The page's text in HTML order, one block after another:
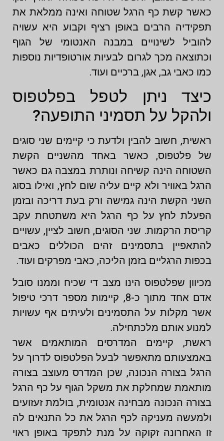
כאשר קשת כף הרגל שטוחה ואינה ממלאת את
תפקידיה הרבים באופן רציף וקבוע היא עשויה
להוביל לשינויים במבנה האנטומי של הגוף
וכתוצאה מכך לגרום לבעיות אורטופדיות נוספות
כמו כאבי גב, אגן, ברכיים ועוד.
כיצד ניתן לטפל בפלטפוס
ולהקל על תסמיני התופעה?
ראשית, חשוב להבין ולדעת כי קיימים שני סוגים
של פלטפוס, כאשר באחד מהשניים הקשת
השטוחה הינה קשיחה ונותרת במצבה גם כאשר
הרגל באוויר ולא קיים עליה שום לחץ, ואילו בסוג
השני הקשת הינה גמישה ורק בעת דריכה ובזמן
הפעלת לחץ על כף הרגל היא משתטחת עקב
קריסת הרקמות. שני הסוגים, חשוב לציין, עשויים
להתאפיין בתסמינים זהים הכוללים כאבים
בכפות הרגליים בזמן הליכה, כאבי מפרקים ועוד.
מכיוון שפלטפוס הינו מצב די שכיח וממנו סובל
אדם אחד מתוך כ-8, קיימות מספר דרכי טיפול
אשר מקלות על התסמינים ולעיתים אף עשויות
למנוע אותם מלכתחילה.
ראשת, קיימים המדרסים המותאמים אשר
באמצעותם מתאפשר לבעל הפלטפוס לדרוך על
הרגל בצורה הנכונה, שכן המדרס מעוצב בצורה
מותאמת שמחלקת את משקל הגוף על כף הרגל
בצורה הנכונה מבחינה אנטומית, בולמת זעזועים
ולמעשה מעניקה לכף הרגל את כל התנאים לה
זו האחרונה זקוקה על מנת לתפקד באופן ראוי